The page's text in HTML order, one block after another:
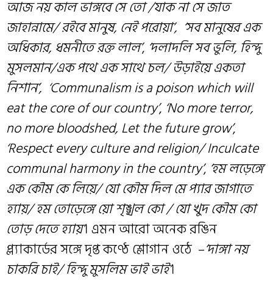
আজ নয় কাল ভাঙ্গবে সে তো /যাক না সে জাত
জাহান্নামে/ রইবে মানুষ, নেই পরোয়া’, ‘সব মানুষের এক
অধিকার, ধমনীতে রক্ত লাল’, ‘দলাদলি সব ভুলি, হিন্দু
মুসলমান/এক পথে এক সাথে চল/ উড়াইয়ে একতা
নিশান’, ‘Communalism is a poison which will
eat the core of our country’, ‘No more terror,
no more bloodshed, Let the future grow’,
‘Respect every culture and religion/ Inculcate
communal harmony in the country’, ‘হম লড়েঙ্গে
এক কৌম কে লিয়ে/ যো কৌম দিল মে প্যার জাগাতে
হ্যায়/ হম তোড়েঙ্গে য়ো শৃঙ্খল কো / যো খুদ কৌম কো
তোড় দেতে হ্যায়’। এমন আরো অনেক রঙিন
প্ল্যাকার্ডের সঙ্গে দৃপ্ত কণ্ঠে শ্লোগান ওঠে –‘দাঙ্গা নয়
চাকরি চাই/ হিন্দু মুসলিম ভাই ভাই’।